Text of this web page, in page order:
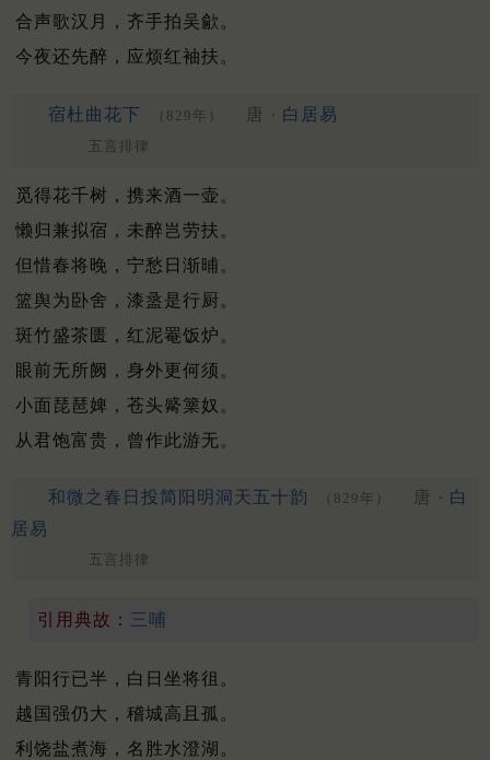
合声歌汉月，齐手拍吴歈。
今夜还先醉，应烦红袖扶。
宿杜曲花下 （829年） 唐 · 白居易
五言排律
觅得花千树，携来酒一壶。
懒归兼拟宿，未醉岂劳扶。
但惜春将晚，宁愁日渐晡。
篮舆为卧舍，漆盝是行厨。
斑竹盛茶匮，红泥罨饭炉。
眼前无所阙，身外更何须。
小面琵琶婢，苍头觱篥奴。
从君饱富贵，曾作此游无。
和微之春日投简阳明洞天五十韵 （829年） 唐 · 白
居易
五言排律
引用典故： 三哺
青阳行已半，白日坐将徂。
越国强仍大，稽城高且孤。
利饶盐煮海，名胜水澄湖。